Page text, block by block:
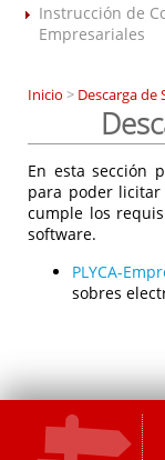
Instrucción de
Empresariales
Inicio > Descarga de
En esta sección
para poder
cumple los
software.
PLYCA-
sobres